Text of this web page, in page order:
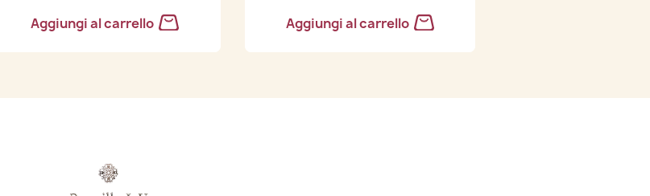
Aggiungi al carrello Aggiungi al carrello